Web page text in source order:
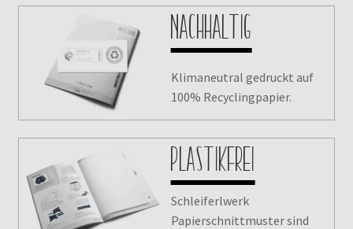
Nachhaltig
Klimaneutral gedruckt auf
100% Recyclingpapier.
Plastikfrei
Schleiferlwerk
Papierschnittmuster sind